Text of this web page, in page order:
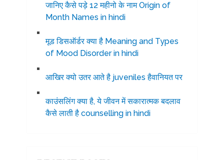
जानिए कैसे पड़े 12 महीनो के नाम Origin of
Month Names in hindi
मूड डिसऑर्डर क्या है Meaning and Types
of Mood Disorder in hindi
आखिर क्यो उतर आते है juveniles हैवानियत पर
काउंसलिंग क्या है, ये जीवन में सकारात्मक बदलाव
कैसे लाती है counselling in hindi